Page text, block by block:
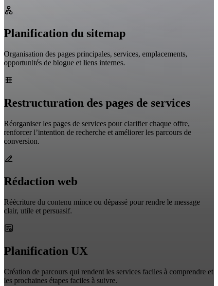
Planification du sitemap
Organisation des pages principales, services, emplacements,
opportunités de blogue et liens internes.
Restructuration des pages de services
Réorganiser les pages de services pour clarifier chaque offre,
renforcer l’intention de recherche et améliorer les parcours de
conversion.
Rédaction web
Réécriture du contenu mince ou dépassé pour rendre le message
clair, utile et persuasif.
Planification UX
Création de parcours qui rendent les services faciles à comprendre et
les prochaines étapes faciles à suivre.